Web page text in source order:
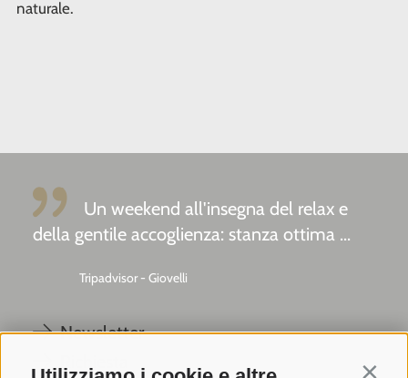
naturale.
Un weekend all'insegna del relax e
della gentile accoglienza: stanza ottima ...
Tripadvisor - Giovelli
Newsletter